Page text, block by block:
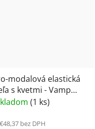
modalová elastická
s kvetmi - Vamp
(1 ks)
€48,37 bez DPH